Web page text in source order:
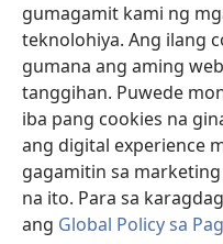
gumagamit kami ng
teknolohiya. Ang ilang
gumana ang aming
tanggihan. Puwede
iba pang cookies na
ang digital experience
gagamitin sa
na ito. Para sa
ang Global Policy sa
na
bagong
window)
Watchtower ONLINE
(may
bubukas
na
bagong
window)
JW Hub ®
(may
bubukas
bagong
window)
JW Library ®
Watchtower Library®